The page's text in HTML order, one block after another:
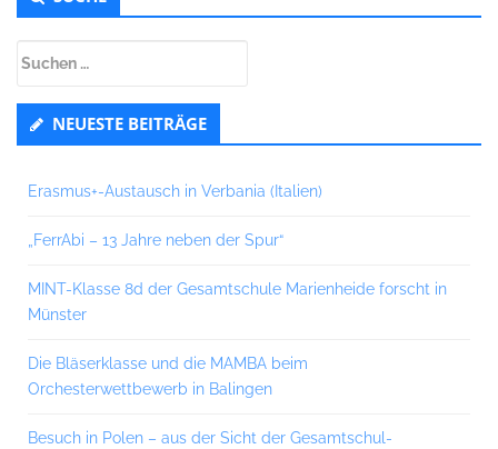
Seitenleiste
NEUESTE BEITRÄGE
Erasmus+-Austausch in Verbania (Italien)
„FerrAbi – 13 Jahre neben der Spur“
MINT-Klasse 8d der Gesamtschule Marienheide forscht in
Münster
Die Bläserklasse und die MAMBA beim
Orchesterwettbewerb in Balingen
Besuch in Polen – aus der Sicht der Gesamtschul-